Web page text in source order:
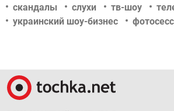
скандалы
слухи тв-шоу
украинский шоу-бизнес